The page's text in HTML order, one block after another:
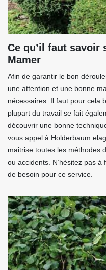
Ce qu’il faut savoir
Mamer
Afin de garantir le bon
une attention et une bonne
nécessaires. Il faut pour cela
plupart du travail se fait
découvrir une bonne
vous appel à Holderbaum
maitrise toutes les méthodes
ou accidents. N’hésitez pas
de besoin pour ce service.